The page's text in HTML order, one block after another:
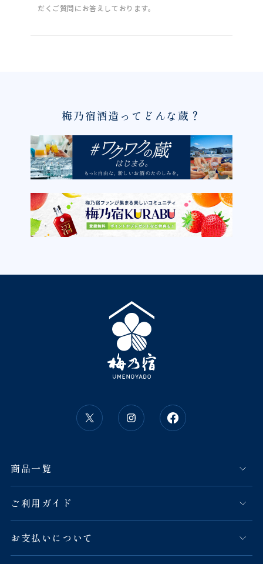
だくご質問にお答えしております。
梅乃宿酒造ってどんな蔵？
商品一覧
ご利用ガイド
お支払いについて